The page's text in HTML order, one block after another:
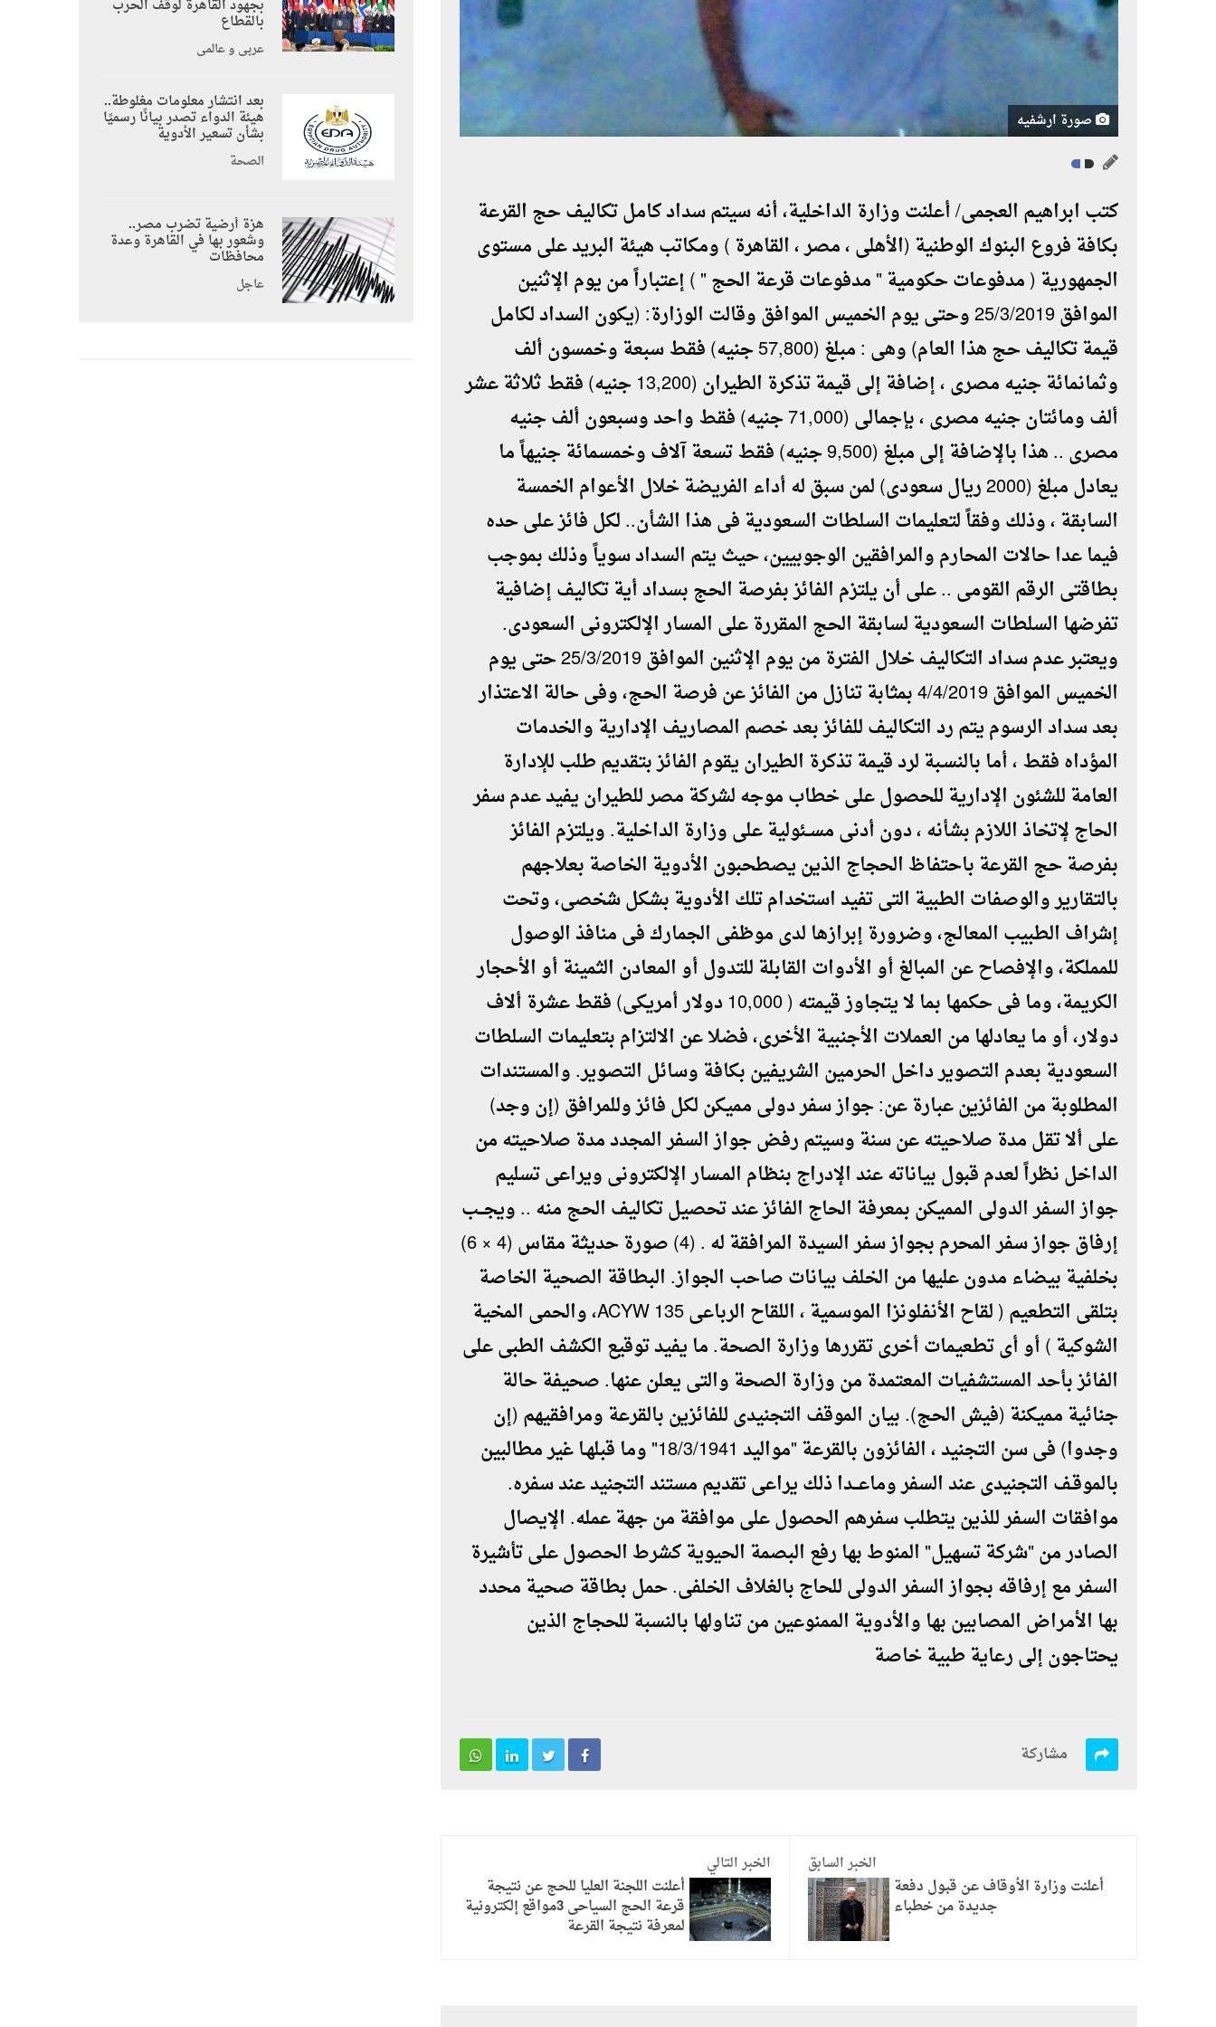
صورة ارشفيه
كتب ابراهيم العجمى/ أعلنت وزارة الداخلية، أنه سيتم سداد كامل تكاليف حج القرعة
بكافة فروع البنوك الوطنية (الأهلى ، مصر ، القاهرة ) ومكاتب هيئة البريد على مستوى
الجمهورية ( مدفوعات حكومية " مدفوعات قرعة الحج " ) إعتباراً من يوم الإثنين
الموافق 25/3/2019 وحتى يوم الخميس الموافق وقالت الوزارة: (يكون السداد لكامل
قيمة تكاليف حج هذا العام) وهى : مبلغ (57,800 جنيه) فقط سبعة وخمسون ألف
وثمانمائة جنيه مصرى ، إضافة إلى قيمة تذكرة الطيران (13,200 جنيه) فقط ثلاثة عشر
ألف ومائتان جنيه مصرى ، بإجمالى (71,000 جنيه) فقط واحد وسبعون ألف جنيه
مصرى .. هذا بالإضافة إلى مبلغ (9,500 جنيه) فقط تسعة آلاف وخمسمائة جنيهاً ما
يعادل مبلغ (2000 ريال سعودى) لمن سبق له أداء الفريضة خلال الأعوام الخمسة
السابقة ، وذلك وفقاً لتعليمات السلطات السعودية فى هذا الشأن.. لكل فائز على حده
فيما عدا حالات المحارم والمرافقين الوجوبيين، حيث يتم السداد سوياً وذلك بموجب
بطاقتى الرقم القومى .. على أن يلتزم الفائز بفرصة الحج بسداد أية تكاليف إضافية
تفرضها السلطات السعودية لسابقة الحج المقررة على المسار الإلكترونى السعودى.
ويعتبر عدم سداد التكاليف خلال الفترة من يوم الإثنين الموافق 25/3/2019 حتى يوم
الخميس الموافق 4/4/2019 بمثابة تنازل من الفائز عن فرصة الحج، وفى حالة الاعتذار
بعد سداد الرسوم يتم رد التكاليف للفائز بعد خصم المصاريف الإدارية والخدمات
المؤداه فقط ، أما بالنسـبة لرد قيمة تذكرة الطيران يقوم الفائز بتقديم طلب للإدارة
العامة للشئون الإدارية للحصول على خطاب موجه لشركة مصر للطيران يفيد عدم سفر
الحاج لإتخاذ اللازم بشأنه ، دون أدنى مســئولية على وزارة الداخلية. ويلتزم الفائز
بفرصة حج القرعة باحتفاظ الحجاج الذين يصطحبون الأدوية الخاصة بعلاجهم
بالتقارير والوصفات الطبية التى تفيد استخدام تلك الأدوية بشكل شخصى، وتحت
إشراف الطبيب المعالج، وضرورة إبرازها لدى موظفى الجمارك فى منافذ الوصول
للمملكة، والإفصاح عن المبالغ أو الأدوات القابلة للتدول أو المعادن الثمينة أو الأحجار
الكريمة، وما فى حكمها بما لا يتجاوز قيمته ( 10,000 دولار أمريكى) فقط عشرة ألاف
دولار، أو ما يعادلها من العملات الأجنبية الأخرى، فضلا عن الالتزام بتعليمات السلطات
السعودية بعدم التصوير داخل الحرمين الشريفين بكافة وسائل التصوير. والمستندات
المطلوبة من الفائزين عبارة عن: جواز سفر دولى مميكن لكل فائز وللمرافق (إن وجد)
على ألا تقل مدة صلاحيته عن سنة وسيتم رفض جواز السفر المجدد مدة صلاحيته من
الداخل نظراً لعدم قبول بياناته عند الإدراج بنظام المـسار الإلكترونى ويراعى تسليم
جواز السفر الدولى المميكن بمعرفة الحاج الفائز عند تحصيل تكاليف الحج منه .. ويجـــب
إرفاق جواز سفر المحرم بجواز سفر السيدة المرافقة له . (4) صورة حديثة مقاس (4 × 6)
بخلفية بيضاء مدون عليها من الخلف بيانات صاحب الجواز. البطاقة الصحية الخاصة
بتلقى التطعيم ( لقاح الأنفلونزا الموسمية ، اللقاح الرباعى 135 ACYW، والحمى المخية
الشوكية ) أو أى تطعيمات أخرى تقررها وزارة الصحة. ما يفيد توقيع الكشف الطبى على
الفائز بأحد المستشفيات المعتمدة من وزارة الصحة والتى يعلن عنها. صحيفة حالة
جنائية مميكنة (فيش الحج). بيان الموقف التجنيدى للفائزين بالقرعة ومرافقيهم (إن
وجدوا) فى سن التجنيد ، الفائزون بالقرعة "مواليد 18/3/1941" وما قبلهـا غير مطالبين
بالموقـف التجنيدى عند السفر وماعـــدا ذلك يراعى تقديم مستند التجنيد عند سفره.
موافقات السفر للذين يتطلب سفرهم الحصول على موافقة من جهة عمله. الإيصال
الصادر من "شركة تسهيل" المنوط بها رفع البصمة الحيوية كشرط الحصول على تأشيرة
السفر مع إرفاقه بجواز السفر الدولى للحاج بالغلاف الخلفى. حمل بطاقة صحية محدد
بها الأمراض المصابين بها والأدوية الممنوعين من تناولها بالنسبة للحجاج الذين
يحتاجون إلى رعاية طبية خاصة
مشاركة
الخبر السابق
أعلنت وزارة الأوقاف عن قبول دفعة
جديدة من خطباء
الخبر التالي
أعلنت اللجنة العليا للحج عن نتيجة
قرعة الحج السياحى 3مواقع إلكترونية
لمعرفة نتيجة القرعة
بجهود القاهرة لوقف الحرب
بالقطاع
عربي و عالمي
بعد انتشار معلومات مغلوطة..
هيئة الدواء تصدر بيانًا رسميًا
بشأن تسعير الأدوية
الصحة
هزة أرضية تضرب مصر..
وشعور بها في القاهرة وعدة
محافظات
عاجل